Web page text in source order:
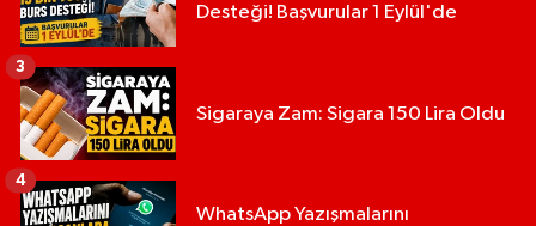
Desteği! Başvurular 1 Eylül'de
Sigaraya Zam: Sigara 150 Lira Oldu
3
WhatsApp Yazışmalarını
4